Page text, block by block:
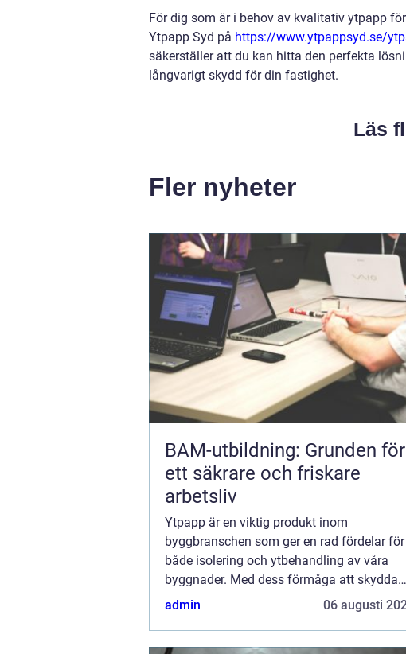
För dig som är i behov av kvalitativ ytpapp
Ytpapp Syd på https://www.ytpappsyd.se/
säkerställer att du kan hitta den perfekta
långvarigt skydd för din fastighet.
Läs
Fler nyheter
BAM-utbildning: Grunden för
ett säkrare och friskare
arbetsliv
Ytpapp är en viktig produkt inom
byggbranschen som ger en rad fördelar för
både isolering och ytbehandling av våra
byggnader. Med dess förmåga att skydda
och förbättra byggnadsmaterial har ytpapp
admin 06 augusti